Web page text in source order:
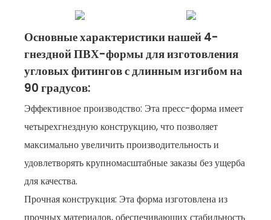
Основные характеристики нашей 4-
гнездной ПВХ-формы для изготовления
угловых фитингов с длинным изгибом на
90 градусов:
Эффективное производство: Эта пресс-форма имеет
четырехгнездную конструкцию, что позволяет
максимально увеличить производительность и
удовлетворять крупномасштабные заказы без ущерба
длякачества.
Прочная конструкция: Эта форма изготовлена ​​из
прочных материалов, обеспечивающих стабильность